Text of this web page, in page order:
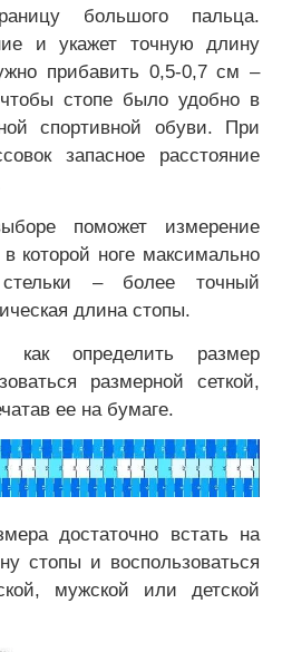
большого пальца.
и укажет точную длину
прибавить 0,5-0,7 см –
стопе было удобно в
спортивной обуви. При
запасное расстояние
поможет измерение
которой ноге максимально
– более точный
длина стопы.
определить размер
размерной сеткой,
ее на бумаге.
достаточно встать на
стопы и воспользоваться
мужской или детской